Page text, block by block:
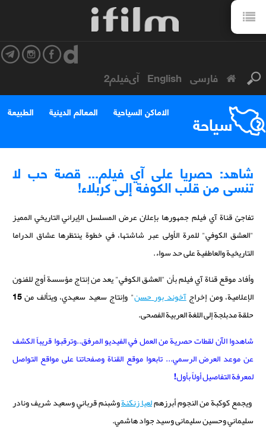
فارسی English آی‌فیلم2
سياحة الطبيعة المعالم الدينية الاماكن السياحية
شاهد: حصريا على آي فيلم... قصة حب لا
تنسى من قلب الكوفة إلى كربلاء!
تفاجئ قناة آي فيلم جمهورها بإعلان عرض المسلسل الإيراني التاريخي المميز
"العشق الكوفي" للمرة الأولى عبر شاشتها، في خطوة ينتظرها عشاق الدراما
التاريخية والعاطفية على حد سواء.
وأفاد موقع قناة آي فيلم بأن"العشق الكوفي" يعد من إنتاج مؤسسة أوج للفنون
الإعلامية، ومن إخراج
"حسنآخوند بور
وإنتاج سعيد سعيدي، ويتألف من 15
حلقة مدبلجة إلى اللغة العربية الفصحى.
شاهدوا الآن لقطات حصرية من العمل في الفيديو المرفق..وترقبوا قريباً الكشف
عن موعد العرض الرسمي... تابعوا موقع القناة وصفحاتنا على مواقع التواصل
لمعرفة التفاصيل أولاً بأول!
ويجمع كوكبة من النجوم أبرزهملعيا زنكنةوشبنم قرباني وسعيد شريف ونادر
سليماني وحسين سليمانی وسيد جواد هاشمي.